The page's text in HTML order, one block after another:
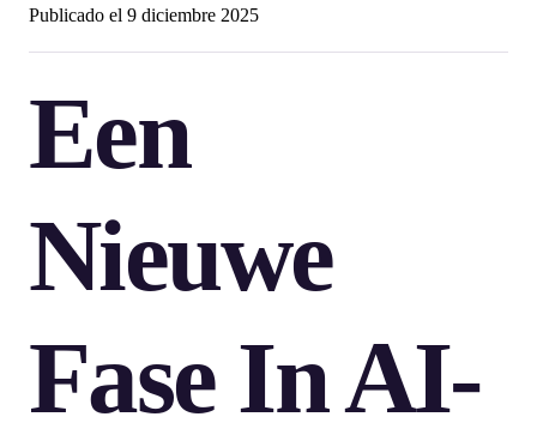
Publicado el 9 diciembre 2025
Een
Nieuwe
Fase In AI-